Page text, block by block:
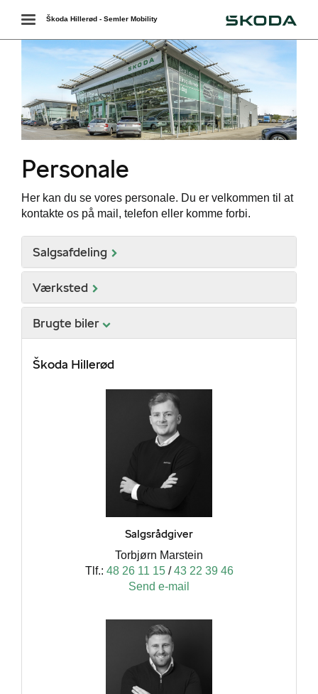
Toggle
navigation
Škoda Hillerød - Semler Mobility
Personale
Her kan du se vores personale. Du er velkommen til at
kontakte os på mail, telefon eller komme forbi.
Salgsafdeling
Værksted
Brugte biler
Škoda Hillerød
Salgsrådgiver
Torbjørn Marstein
Tlf.: 48 26 11 15/43 22 39 46
Send e-mail